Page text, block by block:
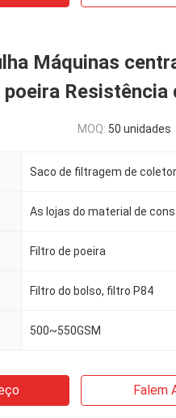
Máquinas
Resistência
MOQ: 50 unidades
Saco de filtragem de
Filtro de poeira
Filtro do bolso, filtro P84
500~550GSM
Falem